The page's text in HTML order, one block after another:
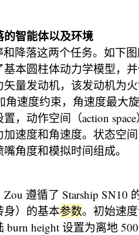
智能体以及环境
降落这两个任务。如下
本圆柱体动力学模型，
量发动机，该发动机为
角速度约束，角速度最大
，动作空间（action
速度和角速度。状态空间
角度和模拟时间组成。
遵循了 Starship SN10
身）的基本参数。初始速
height 设置为离地 500